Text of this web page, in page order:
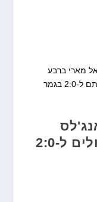
מארי ברבע
האחרון מסדרת לנאגטס ניצחון שמעלה אותם ל-2:0 בגמר
לוס אנג'לס
לייקרס: 103 (הנאגטס עולים ל-2:0